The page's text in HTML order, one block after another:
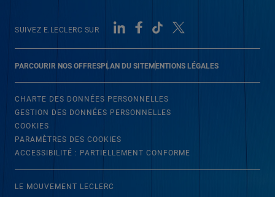
PARCOURIR NOS OFFRESPLAN DU SITEMENTIONS LÉGALES
SUIVEZ E.LECLERC SUR
CHARTE DES DONNÉES PERSONNELLES
GESTION DES DONNÉES PERSONNELLES
COOKIES
PARAMÈTRES DES COOKIES
ACCESSIBILITÉ : PARTIELLEMENT CONFORME
LE MOUVEMENT LECLERC